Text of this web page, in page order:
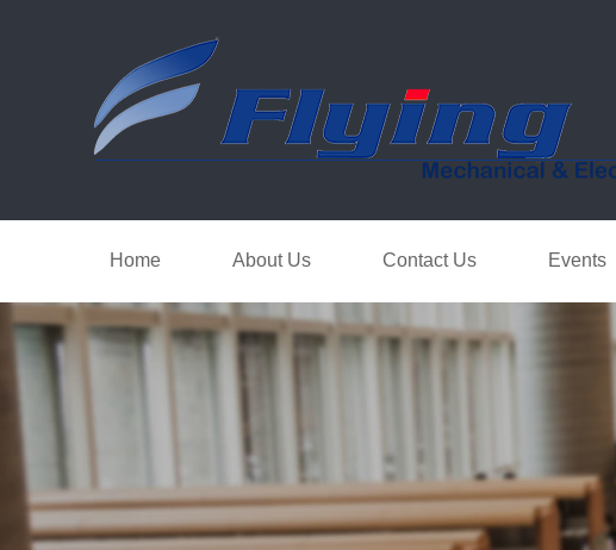
Home About Us Contact Us Events